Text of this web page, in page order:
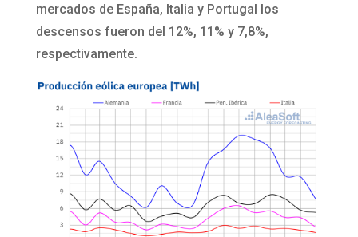
mercados de España, Italia y Portugal los
descensos fueron del 12%, 11% y 7,8%,
respectivamente.